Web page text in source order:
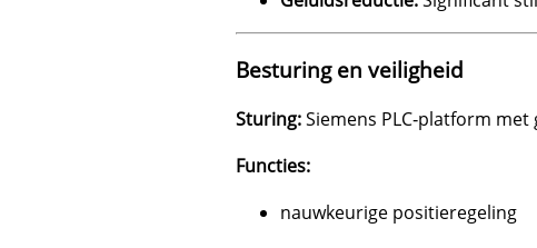
Besturing en veiligheid
Sturing:Siemens PLC‑platform
Functies:
nauwkeurige positieregeling